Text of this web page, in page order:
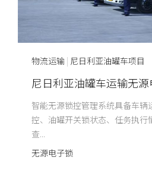
物流运输 | 尼日利亚油罐车项目
尼日利亚油罐车运输无
智能无源锁控管理系统具备车辆
控、油罐开关锁状态、任务执行
查...
无源电子锁